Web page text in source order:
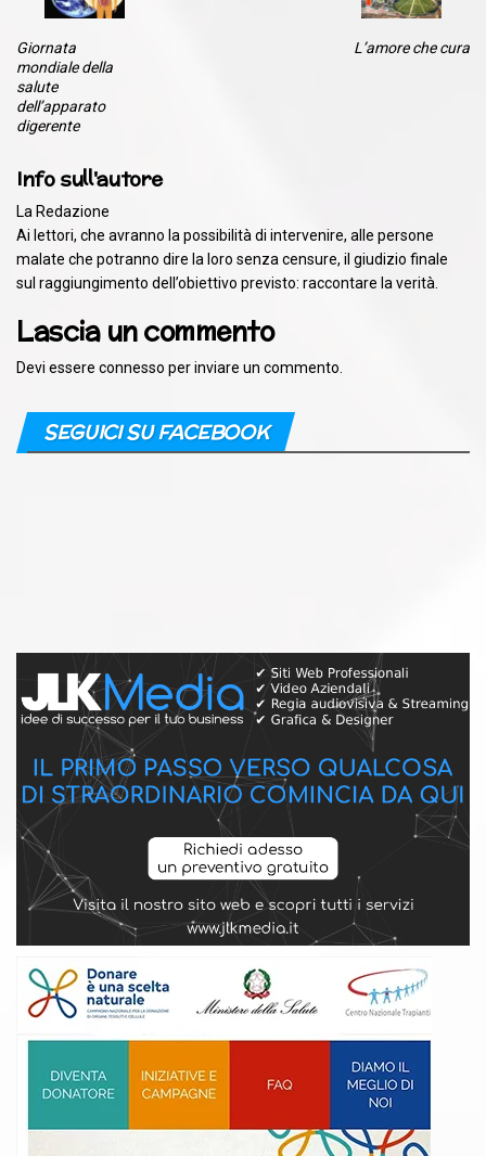
Giornata
mondiale della
salute
dell’apparato
digerente
L’amore che cura
Info sull'autore
La Redazione
Ai lettori, che avranno la possibilità di intervenire, alle persone
malate che potranno dire la loro senza censure, il giudizio finale
sul raggiungimento dell’obiettivo previsto: raccontare la verità.
Lascia un commento
Devi essere connesso per inviare un commento.
SEGUICI SU FACEBOOK